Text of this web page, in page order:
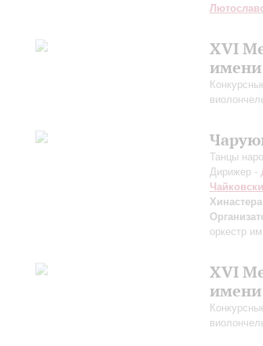
XVI
имени
Танцы
Дирижер -
Хинастера
оркестр
XVI
имени